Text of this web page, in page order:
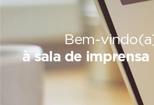
Bem-
à sala de imprensa